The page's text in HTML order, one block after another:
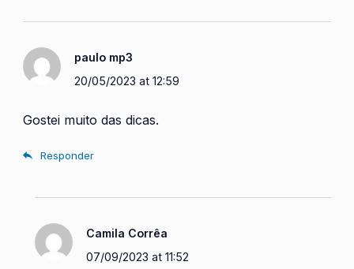
paulo mp3
20/05/2023 at 12:59
Gostei muito das dicas.
Responder
Camila Corrêa
07/09/2023 at 11:52